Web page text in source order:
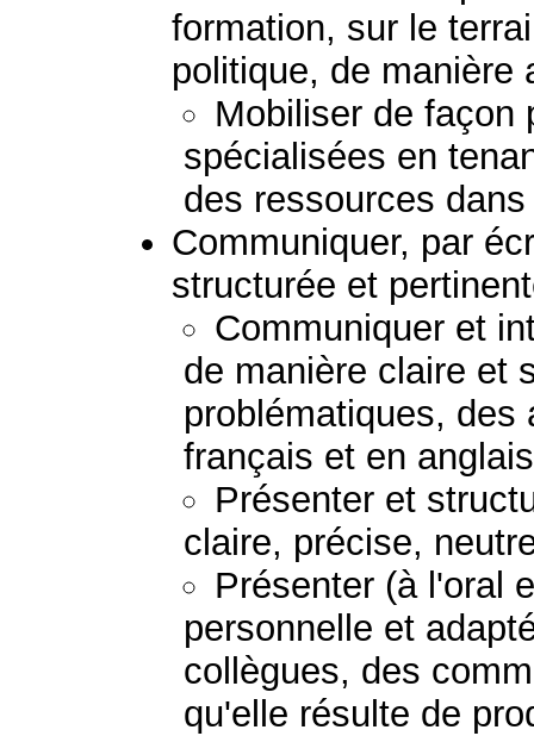
formation, sur le
politique, de manière
Mobiliser de façon
spécialisées en
des ressources
Communiquer, par
structurée et
Communiquer et
de manière claire et
problématiques,
français et en
Présenter et
claire, précise,
Présenter (à l'oral
personnelle et
collègues, des
qu'elle résulte de